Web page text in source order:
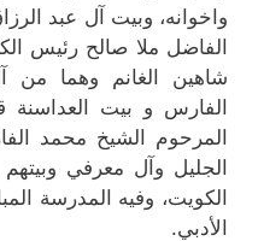
واخوانه، وبيت آل عبد
الفاضل ملا صالح رئيس
شاهين الغانم وهما من
الفارس و بيت العداسنة
المرحوم الشيخ محمد
الجليل وآل معرفي
الكويت، وفيه المدرسة
الأدبي.